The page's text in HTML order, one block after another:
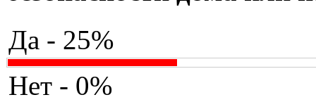
Да - 25%
Нет - 0%